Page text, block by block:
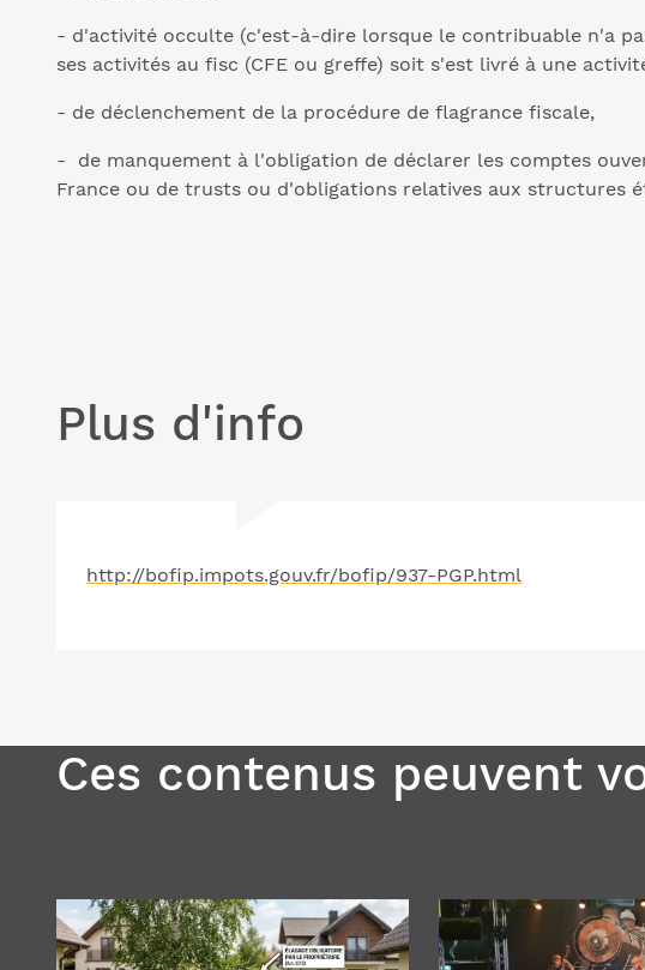
- d'activité occulte (c'est-à-dire lorsque le contribuable n'a
ses activités au fisc (CFE ou greffe) soit s'est livré à une
- de déclenchement de la procédure de flagrance fiscale,
- de manquement à l'obligation de déclarer les comptes
France ou de trusts ou d'obligations relatives aux structures
Plus d'info
http://bofip.impots.gouv.fr/bofip/937-PGP.html
Ces contenus peuvent